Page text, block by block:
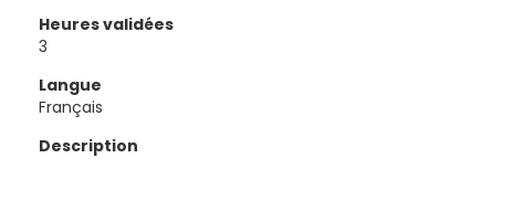
Heures validées
3
Langue
Français
Description